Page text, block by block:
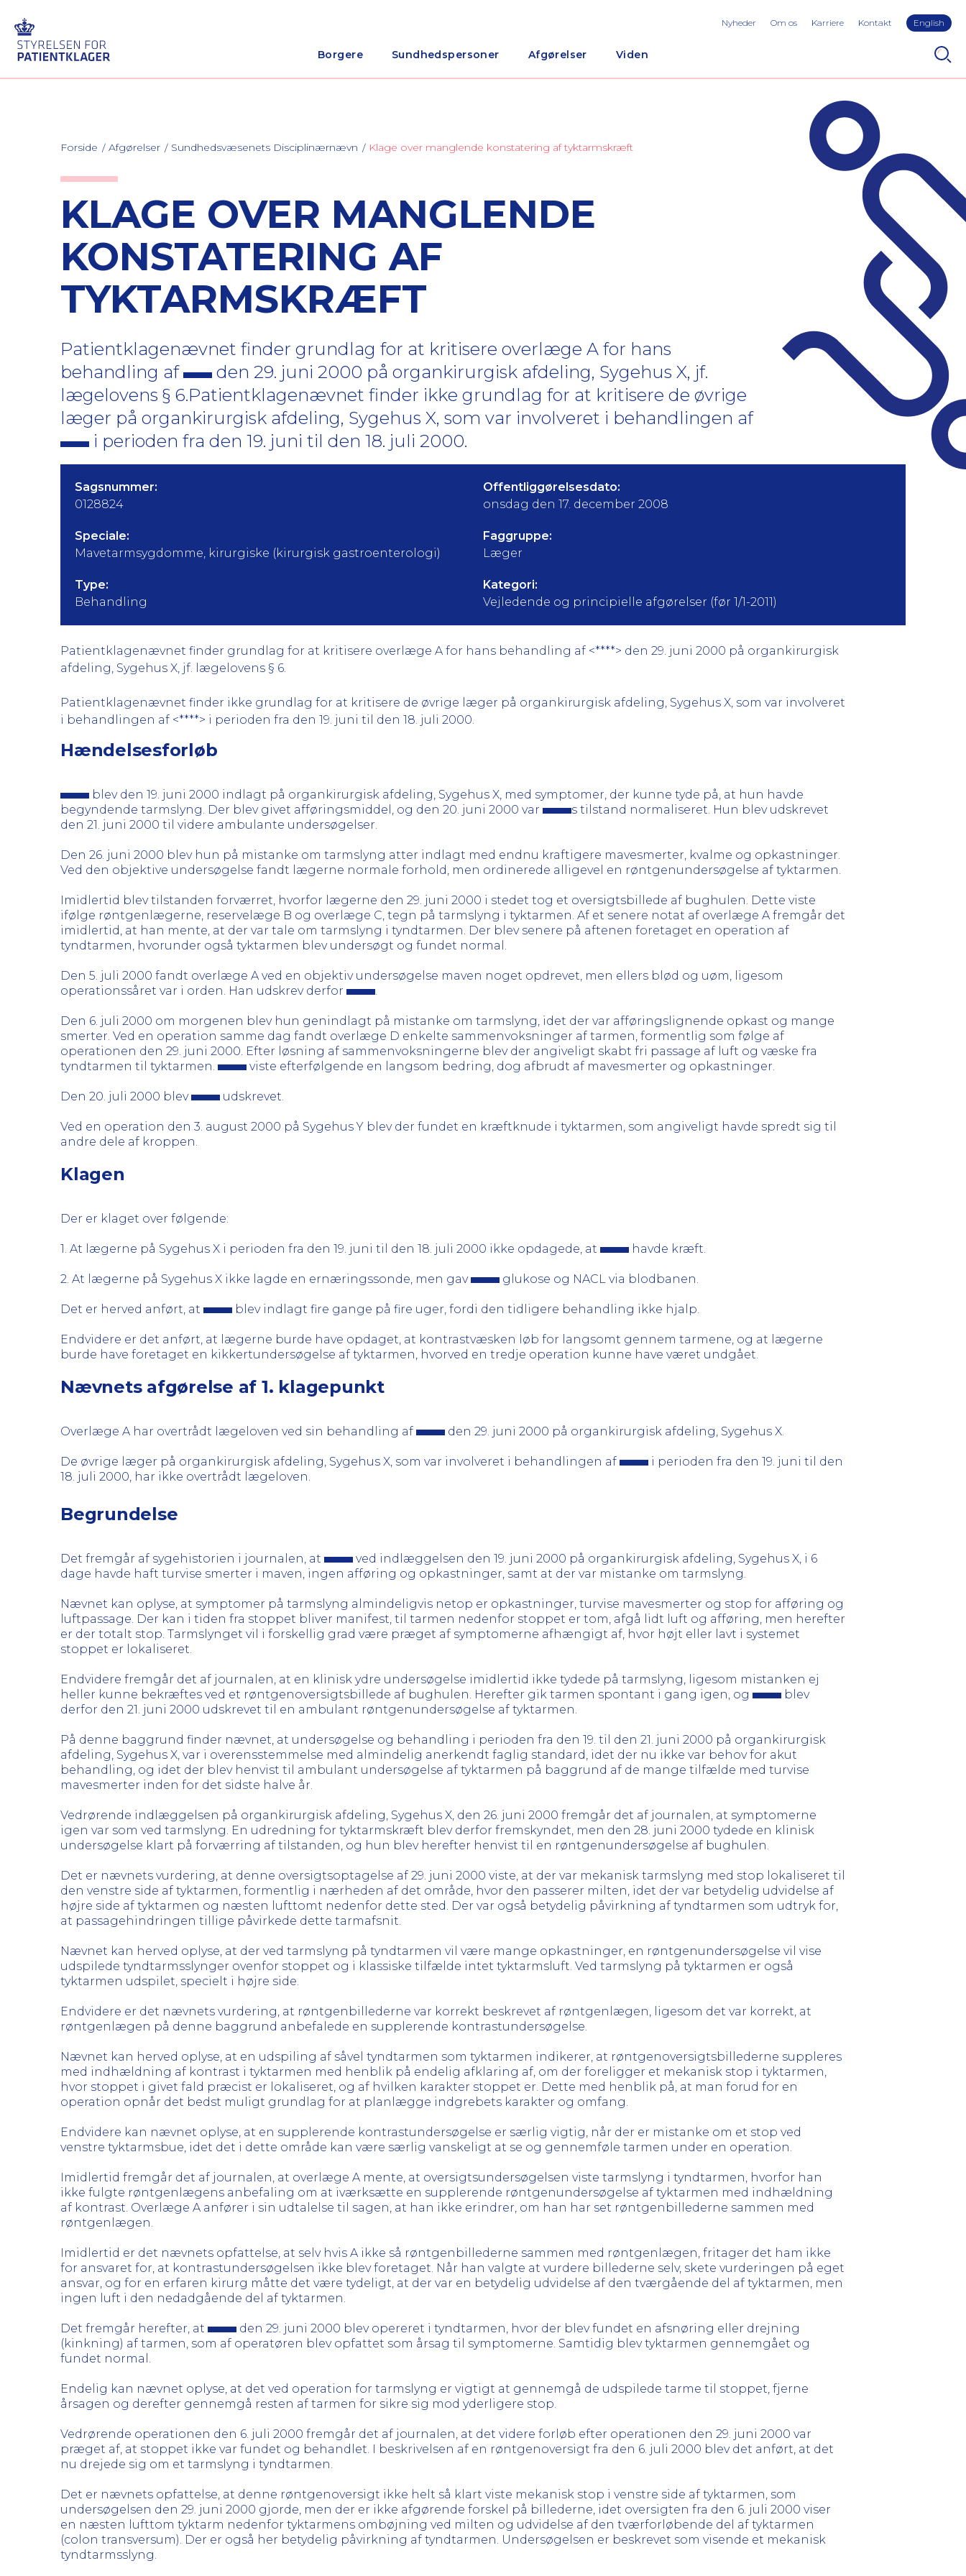
Borgere Sundhedspersoner Afgørelser Viden
Nyheder Om os Karriere Kontakt English
Forside Afgørelser Sundhedsvæsenets Disciplinærnævn Klage over manglende konstatering af tyktarmskræft
KLAGE OVER MANGLENDE
KONSTATERING AF
TYKTARMSKRÆFT
Patientklagenævnet finder grundlag for at kritisere overlæge A for hans
behandling af
den 29. juni 2000 på organkirurgisk afdeling, Sygehus X, jf.
lægelovens § 6.Patientklagenævnet finder ikke grundlag for at kritisere de øvrige
læger på organkirurgisk afdeling, Sygehus X, som var involveret i behandlingen af
i perioden fra den 19. juni til den 18. juli 2000.
Sagsnummer:
0128824
Offentliggørelsesdato:
onsdag den 17. december 2008
Speciale:
Mavetarmsygdomme, kirurgiske (kirurgisk gastroenterologi)
Faggruppe:
Læger
Type:
Behandling
Kategori:
Vejledende og principielle afgørelser (før 1/1-2011)
Patientklagenævnet finder grundlag for at kritisere overlæge A for hans behandling af <****> den 29. juni 2000 på organkirurgisk
afdeling, Sygehus X, jf. lægelovens § 6.
Patientklagenævnet finder ikke grundlag for at kritisere de øvrige læger på organkirurgisk afdeling, Sygehus X, som var involveret
i behandlingen af <****> i perioden fra den 19. juni til den 18. juli 2000.
Hændelsesforløb
blev den 19. juni 2000 indlagt på organkirurgisk afdeling, Sygehus X, med symptomer, der kunne tyde på, at hun havde
begyndende tarmslyng. Der blev givet afføringsmiddel, og den 20. juni 2000 var
s tilstand normaliseret. Hun blev udskrevet
den 21. juni 2000 til videre ambulante undersøgelser.
Den 26. juni 2000 blev hun på mistanke om tarmslyng atter indlagt med endnu kraftigere mavesmerter, kvalme og opkastninger.
Ved den objektive undersøgelse fandt lægerne normale forhold, men ordinerede alligevel en røntgenundersøgelse af tyktarmen.
Imidlertid blev tilstanden forværret, hvorfor lægerne den 29. juni 2000 i stedet tog et oversigtsbillede af bughulen. Dette viste
ifølge røntgenlægerne, reservelæge B og overlæge C, tegn på tarmslyng i tyktarmen. Af et senere notat af overlæge A fremgår det
imidlertid, at han mente, at der var tale om tarmslyng i tyndtarmen. Der blev senere på aftenen foretaget en operation af
tyndtarmen, hvorunder også tyktarmen blev undersøgt og fundet normal.
Den 5. juli 2000 fandt overlæge A ved en objektiv undersøgelse maven noget opdrevet, men ellers blød og uøm, ligesom
operationssåret var i orden. Han udskrev derfor
.
Den 6. juli 2000 om morgenen blev hun genindlagt på mistanke om tarmslyng, idet der var afføringslignende opkast og mange
smerter. Ved en operation samme dag fandt overlæge D enkelte sammenvoksninger af tarmen, formentlig som følge af
operationen den 29. juni 2000. Efter løsning af sammenvoksningerne blev der angiveligt skabt fri passage af luft og væske fra
tyndtarmen til tyktarmen.
viste efterfølgende en langsom bedring, dog afbrudt af mavesmerter og opkastninger.
Den 20. juli 2000 blev udskrevet.
Ved en operation den 3. august 2000 på Sygehus Y blev der fundet en kræftknude i tyktarmen, som angiveligt havde spredt sig til
andre dele af kroppen.
Klagen
Der er klaget over følgende:
1. At lægerne på Sygehus X i perioden fra den 19. juni til den 18. juli 2000 ikke opdagede, at havde kræft.
2. At lægerne på Sygehus X ikke lagde en ernæringssonde, men gav glukose og NACL via blodbanen.
Det er herved anført, at blev indlagt fire gange på fire uger, fordi den tidligere behandling ikke hjalp.
Endvidere er det anført, at lægerne burde have opdaget, at kontrastvæsken løb for langsomt gennem tarmene, og at lægerne
burde have foretaget en kikkertundersøgelse af tyktarmen, hvorved en tredje operation kunne have været undgået.
Nævnets afgørelse af 1. klagepunkt
Overlæge A har overtrådt lægeloven ved sin behandling af den 29. juni 2000 på organkirurgisk afdeling, Sygehus X.
De øvrige læger på organkirurgisk afdeling, Sygehus X, som var involveret i behandlingen af
i perioden fra den 19. juni til den
18. juli 2000, har ikke overtrådt lægeloven.
Begrundelse
Det fremgår af sygehistorien i journalen, at
ved indlæggelsen den 19. juni 2000 på organkirurgisk afdeling, Sygehus X, i 6
dage havde haft turvise smerter i maven, ingen afføring og opkastninger, samt at der var mistanke om tarmslyng.
Nævnet kan oplyse, at symptomer på tarmslyng almindeligvis netop er opkastninger, turvise mavesmerter og stop for afføring og
luftpassage. Der kan i tiden fra stoppet bliver manifest, til tarmen nedenfor stoppet er tom, afgå lidt luft og afføring, men herefter
er der totalt stop. Tarmslynget vil i forskellig grad være præget af symptomerne afhængigt af, hvor højt eller lavt i systemet
stoppet er lokaliseret.
Endvidere fremgår det af journalen, at en klinisk ydre undersøgelse imidlertid ikke tydede på tarmslyng, ligesom mistanken ej
heller kunne bekræftes ved et røntgenoversigtsbillede af bughulen. Herefter gik tarmen spontant i gang igen, og
blev
derfor den 21. juni 2000 udskrevet til en ambulant røntgenundersøgelse af tyktarmen.
På denne baggrund finder nævnet, at undersøgelse og behandling i perioden fra den 19. til den 21. juni 2000 på organkirurgisk
afdeling, Sygehus X, var i overensstemmelse med almindelig anerkendt faglig standard, idet der nu ikke var behov for akut
behandling, og idet der blev henvist til ambulant undersøgelse af tyktarmen på baggrund af de mange tilfælde med turvise
mavesmerter inden for det sidste halve år.
Vedrørende indlæggelsen på organkirurgisk afdeling, Sygehus X, den 26. juni 2000 fremgår det af journalen, at symptomerne
igen var som ved tarmslyng. En udredning for tyktarmskræft blev derfor fremskyndet, men den 28. juni 2000 tydede en klinisk
undersøgelse klart på forværring af tilstanden, og hun blev herefter henvist til en røntgenundersøgelse af bughulen.
Det er nævnets vurdering, at denne oversigtsoptagelse af 29. juni 2000 viste, at der var mekanisk tarmslyng med stop lokaliseret til
den venstre side af tyktarmen, formentlig i nærheden af det område, hvor den passerer milten, idet der var betydelig udvidelse af
højre side af tyktarmen og næsten lufttomt nedenfor dette sted. Der var også betydelig påvirkning af tyndtarmen som udtryk for,
at passagehindringen tillige påvirkede dette tarmafsnit.
Nævnet kan herved oplyse, at der ved tarmslyng på tyndtarmen vil være mange opkastninger, en røntgenundersøgelse vil vise
udspilede tyndtarmsslynger ovenfor stoppet og i klassiske tilfælde intet tyktarmsluft. Ved tarmslyng på tyktarmen er også
tyktarmen udspilet, specielt i højre side.
Endvidere er det nævnets vurdering, at røntgenbillederne var korrekt beskrevet af røntgenlægen, ligesom det var korrekt, at
røntgenlægen på denne baggrund anbefalede en supplerende kontrastundersøgelse.
Nævnet kan herved oplyse, at en udspiling af såvel tyndtarmen som tyktarmen indikerer, at røntgenoversigtsbillederne suppleres
med indhældning af kontrast i tyktarmen med henblik på endelig afklaring af, om der foreligger et mekanisk stop i tyktarmen,
hvor stoppet i givet fald præcist er lokaliseret, og af hvilken karakter stoppet er. Dette med henblik på, at man forud for en
operation opnår det bedst muligt grundlag for at planlægge indgrebets karakter og omfang.
Endvidere kan nævnet oplyse, at en supplerende kontrastundersøgelse er særlig vigtig, når der er mistanke om et stop ved
venstre tyktarmsbue, idet det i dette område kan være særlig vanskeligt at se og gennemføle tarmen under en operation.
Imidlertid fremgår det af journalen, at overlæge A mente, at oversigtsundersøgelsen viste tarmslyng i tyndtarmen, hvorfor han
ikke fulgte røntgenlægens anbefaling om at iværksætte en supplerende røntgenundersøgelse af tyktarmen med indhældning
af kontrast. Overlæge A anfører i sin udtalelse til sagen, at han ikke erindrer, om han har set røntgenbillederne sammen med
røntgenlægen.
Imidlertid er det nævnets opfattelse, at selv hvis A ikke så røntgenbillederne sammen med røntgenlægen, fritager det ham ikke
for ansvaret for, at kontrastundersøgelsen ikke blev foretaget. Når han valgte at vurdere billederne selv, skete vurderingen på eget
ansvar, og for en erfaren kirurg måtte det være tydeligt, at der var en betydelig udvidelse af den tværgående del af tyktarmen, men
ingen luft i den nedadgående del af tyktarmen.
Det fremgår herefter, at
den 29. juni 2000 blev opereret i tyndtarmen, hvor der blev fundet en afsnøring eller drejning
(kinkning) af tarmen, som af operatøren blev opfattet som årsag til symptomerne. Samtidig blev tyktarmen gennemgået og
fundet normal.
Endelig kan nævnet oplyse, at det ved operation for tarmslyng er vigtigt at gennemgå de udspilede tarme til stoppet, fjerne
årsagen og derefter gennemgå resten af tarmen for sikre sig mod yderligere stop.
Vedrørende operationen den 6. juli 2000 fremgår det af journalen, at det videre forløb efter operationen den 29. juni 2000 var
præget af, at stoppet ikke var fundet og behandlet. I beskrivelsen af en røntgenoversigt fra den 6. juli 2000 blev det anført, at det
nu drejede sig om et tarmslyng i tyndtarmen.
Det er nævnets opfattelse, at denne røntgenoversigt ikke helt så klart viste mekanisk stop i venstre side af tyktarmen, som
undersøgelsen den 29. juni 2000 gjorde, men der er ikke afgørende forskel på billederne, idet oversigten fra den 6. juli 2000 viser
en næsten lufttom tyktarm nedenfor tyktarmens ombøjning ved milten og udvidelse af den tværforløbende del af tyktarmen
(colon transversum). Der er også her betydelig påvirkning af tyndtarmen. Undersøgelsen er beskrevet som visende et mekanisk
tyndtarmsslyng.